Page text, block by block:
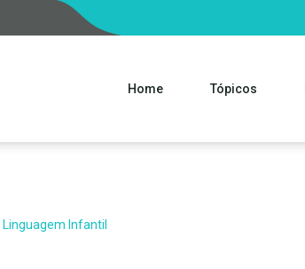
Home Tópicos
Linguagem Infantil